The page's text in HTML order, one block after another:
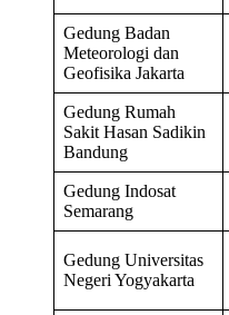
Gedung Badan
Meteorologi dan
Geofisika Jakarta
Gedung Rumah
Sakit Hasan Sadikin
Bandung
Gedung Indosat
Semarang
Gedung Universitas
Negeri Yogyakarta